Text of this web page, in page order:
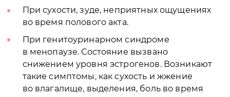
При сухости, зуде, неприятных ощущениях
во время полового акта.
При генитоуринарном синдроме
в менопаузе. Состояние вызвано
снижением уровня эстрогенов. Возникают
такие симптомы, как сухость и жжение
во влагалище, выделения, боль во время